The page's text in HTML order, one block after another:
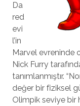
Da
red
evi
l’in
Marvel evreninde
Nick Furry
tanımlanmıştır.
değer bir fiziksel
Olimpik seviye bir